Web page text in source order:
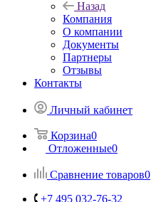
Назад
Компания
О компании
Документы
Партнеры
Отзывы
Контакты
Личный кабинет
Корзина0
Отложенные0
Сравнение товаров0
+7 495 032-76-32